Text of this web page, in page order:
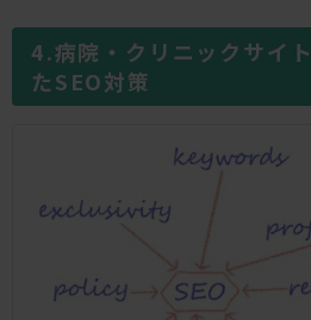
病院・クリニックサイ
たSEO対策